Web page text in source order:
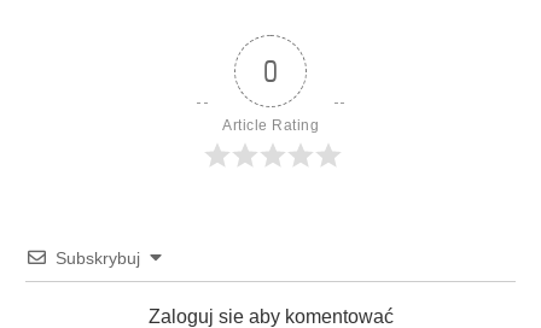
0
Article Rating
Subskrybuj
Zaloguj sie aby komentować